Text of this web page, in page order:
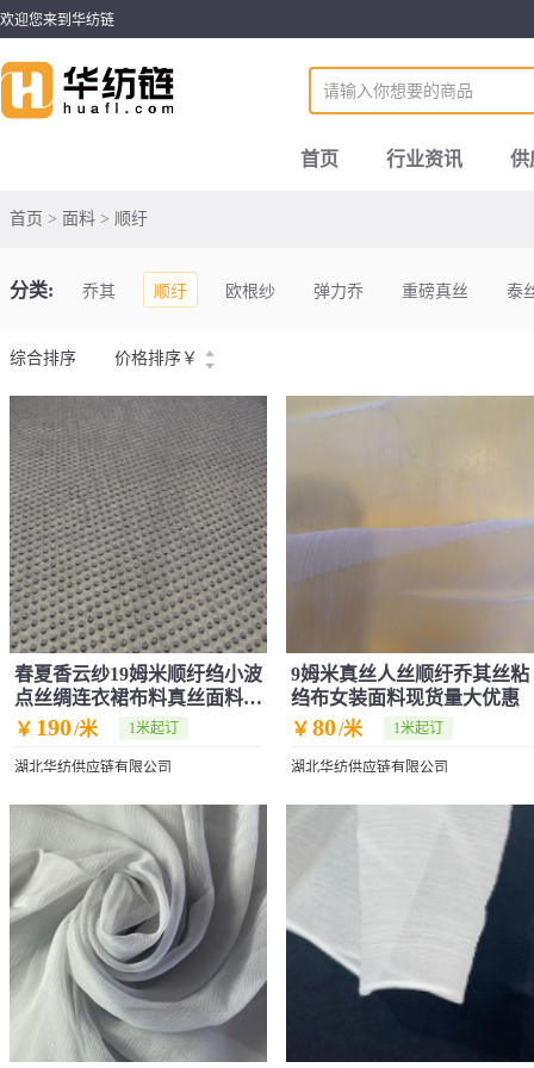
欢迎您来到华纺链
首页 行业资讯 供
首页 > 面料 > 顺纡
分类: 乔其 顺纡 欧根纱 弹力乔 重磅真丝 泰
综合排序 价格排序 ￥
春夏香云纱19姆米顺纡绉小波
点丝绸连衣裙布料真丝面料桑
蚕丝丝绸
￥ 190/米 1米起订
湖北华纺供应链有限公司
9姆米真丝人丝顺纡乔其丝粘
绉布女装面料现货量大优惠
￥ 80/米 1米起订
湖北华纺供应链有限公司